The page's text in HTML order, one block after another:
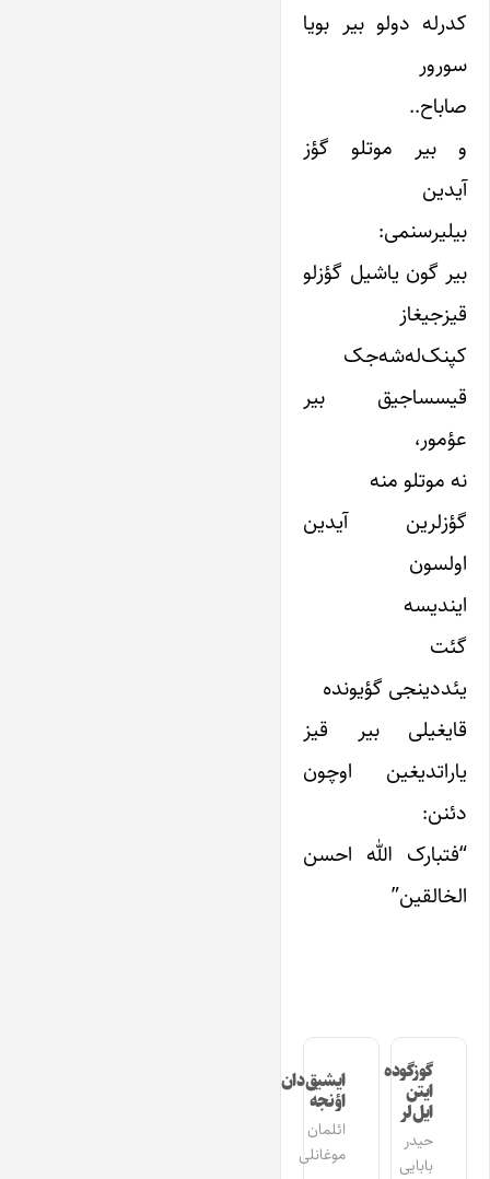
کدرله دولو بیر بویا
سورور
صاباح..
و بیر موتلو گؤز
آیدین
بیلیرسنمی:
بیر گون یاشیل گؤزلو
قیزجیغاز
کپنک‌له‌شه‌جک
قیسساجیق بیر
عؤمور،
نه موتلو منه
گؤزلرین آیدین
اولسون
ایندیسه
گئت
یئددینجی گؤیونده
قایغیلی بیر قیز
یاراتدیغین اوچون
دئنن:
“فتبارک الله احسن
الخالقین”
گوزگوده
ایتن
ایل‌لر
حیدر
بابایی
ایشیق‌دان
اؤنجه
ائلمان
موغانلی